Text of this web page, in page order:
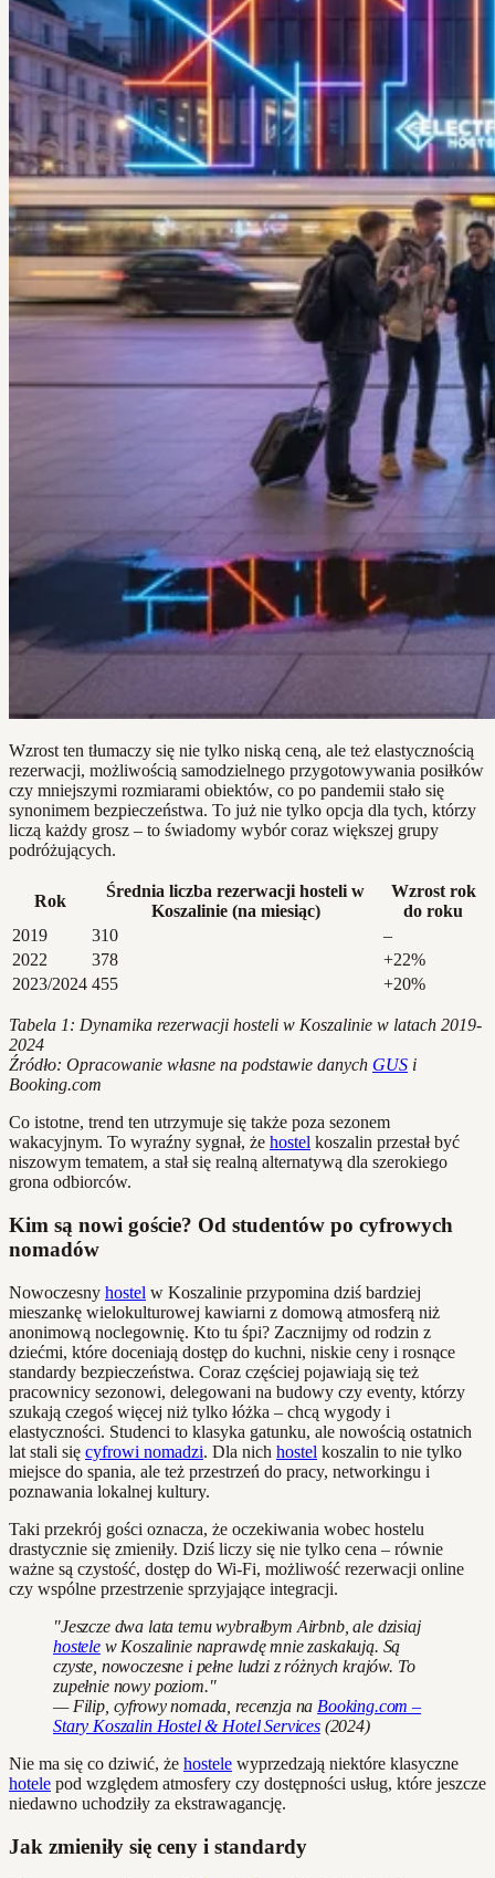
Wzrost ten tłumaczy się nie tylko niską ceną, ale też elastycznością
rezerwacji, możliwością samodzielnego przygotowywania posiłków
czy mniejszymi rozmiarami obiektów, co po pandemii stało się
synonimem bezpieczeństwa. To już nie tylko opcja dla tych, którzy
liczą każdy grosz – to świadomy wybór coraz większej grupy
podróżujących.
Rok
Średnia liczba rezerwacji hosteli w
Koszalinie (na miesiąc)
Wzrost rok
do roku
2019
310
–
2022
378
+22%
2023/2024 455 +20%
Tabela 1: Dynamika rezerwacji hosteli w Koszalinie w latach 2019-
2024
Źródło: Opracowanie własne na podstawie danych GUS i
Booking.com
Co istotne, trend ten utrzymuje się także poza sezonem
wakacyjnym. To wyraźny sygnał, że hostel koszalin przestał być
niszowym tematem, a stał się realną alternatywą dla szerokiego
grona odbiorców.
Kim są nowi goście? Od studentów po cyfrowych
nomadów
Nowoczesny hostel w Koszalinie przypomina dziś bardziej
mieszankę wielokulturowej kawiarni z domową atmosferą niż
anonimową noclegownię. Kto tu śpi? Zacznijmy od rodzin z
dziećmi, które doceniają dostęp do kuchni, niskie ceny i rosnące
standardy bezpieczeństwa. Coraz częściej pojawiają się też
pracownicy sezonowi, delegowani na budowy czy eventy, którzy
szukają czegoś więcej niż tylko łóżka – chcą wygody i
elastyczności. Studenci to klasyka gatunku, ale nowością ostatnich
lat stali się cyfrowi nomadzi. Dla nich hostel koszalin to nie tylko
miejsce do spania, ale też przestrzeń do pracy, networkingu i
poznawania lokalnej kultury.
Taki przekrój gości oznacza, że oczekiwania wobec hostelu
drastycznie się zmieniły. Dziś liczy się nie tylko cena – równie
ważne są czystość, dostęp do Wi-Fi, możliwość rezerwacji online
czy wspólne przestrzenie sprzyjające integracji.
"Jeszcze dwa lata temu wybrałbym Airbnb, ale dzisiaj
hostelew Koszalinie naprawdę mnie zaskakują. Są
czyste, nowoczesne i pełne ludzi z różnych krajów. To
zupełnie nowy poziom."
— Filip, cyfrowy nomada, recenzja na Booking.com –
Stary Koszalin Hostel & Hotel Services(2024)
Nie ma się co dziwić, że hostele wyprzedzają niektóre klasyczne
hotele pod względem atmosfery czy dostępności usług, które jeszcze
niedawno uchodziły za ekstrawagancję.
Jak zmieniły się ceny i standardy